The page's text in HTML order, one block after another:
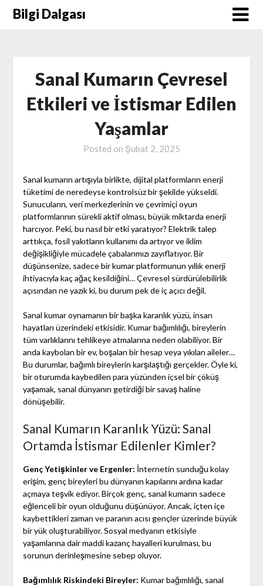
SkipBilgi Dalgası
Sanal Kumarın Çevresel
Etkileri ve İstismar Edilen
Yaşamlar
Posted on Şubat 2, 2025
Sanal kumarın artışıyla birlikte, dijital platformların enerji
tüketimi de neredeyse kontrolsüz bir şekilde yükseldi.
Sunucuların, veri merkezlerinin ve çevrimiçi oyun
platformlarının sürekli aktif olması, büyük miktarda enerji
harcıyor. Peki, bu nasıl bir etki yaratıyor? Elektrik talep
arttıkça, fosil yakıtların kullanımı da artıyor ve iklim
değişikliğiyle mücadele çabalarımızı zayıflatıyor. Bir
düşünsenize, sadece bir kumar platformunun yıllık enerji
ihtiyacıyla kaç ağaç kesildiğini… Çevresel sürdürülebilirlik
açısından ne yazık ki, bu durum pek de iç açıcı değil.
Sanal kumar oynamanın bir başka karanlık yüzü, insan
hayatları üzerindeki etkisidir. Kumar bağımlılığı, bireylerin
tüm varlıklarını tehlikeye atmalarına neden olabiliyor. Bir
anda kaybolan bir ev, boşalan bir hesap veya yıkılan aileler…
Bu durumlar, bağımlı bireylerin karşılaştığı gerçekler. Öyle ki,
bir oturumda kaybedilen para yüzünden içsel bir çöküş
yaşamak, sanal dünyanın getirdiği bir savaş haline
dönüşebilir.
Sanal Kumarın Karanlık Yüzü: Sanal
Ortamda İstismar Edilenler Kimler?
Genç Yetişkinler ve Ergenler: İnternetin sunduğu kolay
erişim, genç bireyleri bu dünyanın kapılarını ardına kadar
açmaya teşvik ediyor. Birçok genç, sanal kumarın sadece
eğlenceli bir oyun olduğunu düşünüyor. Ancak, içten içe
kaybettikleri zaman ve paranın acısı gençler üzerinde büyük
bir yük oluşturabiliyor. Sosyal medyanın etkisiyle
yaşamlarına dair maddi kazanç hayalleri kurulması, bu
sorunun derinleşmesine sebep oluyor.
Bağımlılık Riskindeki Bireyler: Kumar bağımlılığı, sanal